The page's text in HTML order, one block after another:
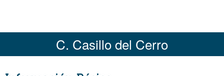
C. Casillo del Cerro